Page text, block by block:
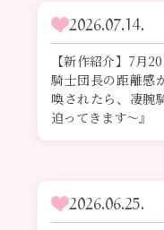
2026.07.14.
【新作紹介】7月
騎士団長の距離感
喚されたら、凄腕
迫ってきます～』
2026.06.25.